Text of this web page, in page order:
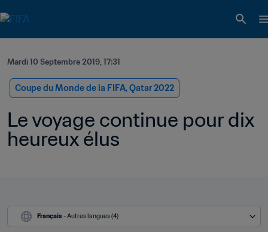
Mardi 10 Septembre 2019, 17:31
Coupe du Monde de la FIFA, Qatar 2022
Le voyage continue pour dix
heureux élus
Français - Autres langues (4)